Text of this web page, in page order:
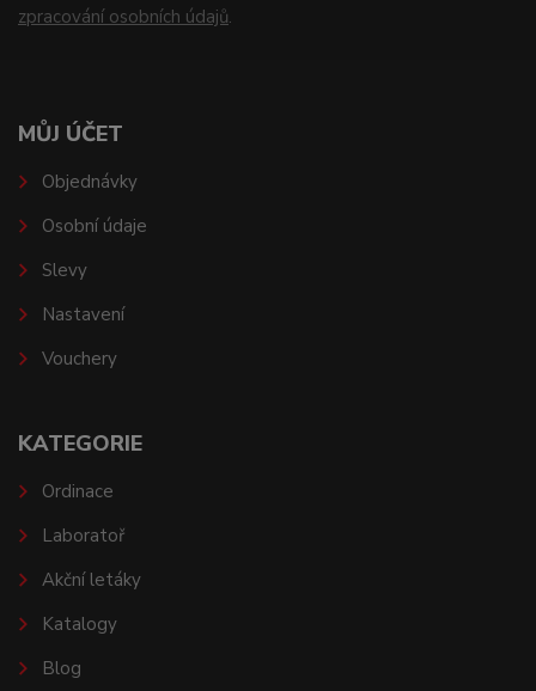
zpracování osobních údajů.
MŮJ ÚČET
Objednávky
Osobní údaje
Slevy
Nastavení
Vouchery
KATEGORIE
Ordinace
Laboratoř
Akční letáky
Katalogy
Blog